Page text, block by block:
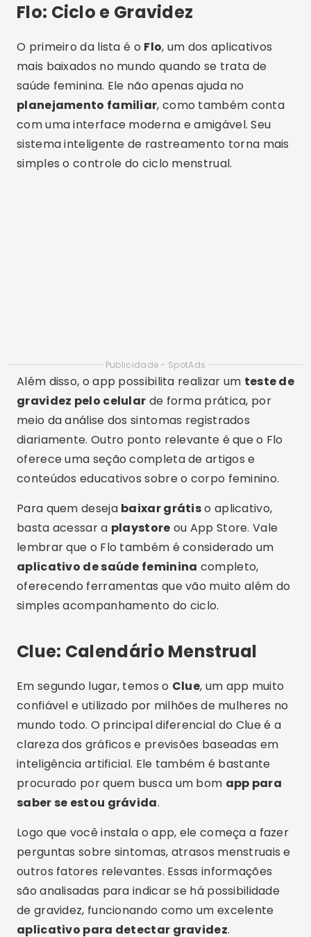
Flo: Ciclo e Gravidez
O primeiro da lista é o Flo, um dos aplicativos
mais baixados no mundo quando se trata de
saúde feminina. Ele não apenas ajuda no
planejamento familiar, como também conta
com uma interface moderna e amigável. Seu
sistema inteligente de rastreamento torna mais
simples o controle do ciclo menstrual.
lembrar que o Flo também é considerado um
aplicativo de saúde feminina
completo,
oferecendo ferramentas que vão muito além do
simples acompanhamento do ciclo.
Clue: Calendário Menstrual
Em segundo lugar, temos oClue, um app muito
confiável e utilizado por milhões de mulheres no
mundo todo. O principal diferencial do Clue é a
clareza dos gráficos e previsões baseadas em
inteligência artificial. Ele também é bastante
procurado por quem busca um bom
Logo que você instala o app, ele começa a fazer
perguntas sobre sintomas, atrasos menstruais e
outros fatores relevantes. Essas informações
são analisadas para indicar se há possibilidade
de gravidez, funcionando como um excelente
aplicativo para detectar gravidez
Odownloaddo Clue é gratuito, e ele está
disponível para Android e iOS. Ao
aplicativo
como o Clue, a usuária tem a
oportunidade de centralizar diversas funções de
rastreamento em uma única plataforma
confiável e eficaz.
Publicidade - SpotAds